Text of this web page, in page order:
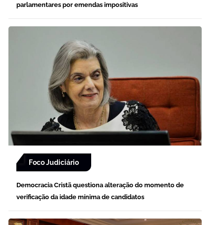
parlamentares por emendas impositivas
Foco Judiciário
Democracia Cristã questiona alteração do momento de
verificação da idade mínima de candidatos